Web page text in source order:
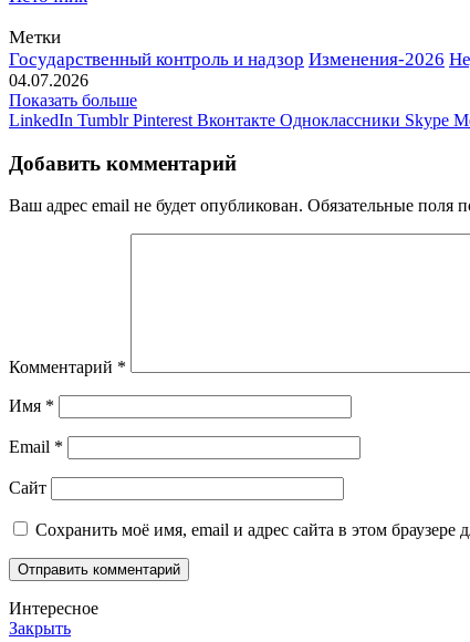
Метки
Государственный контроль и надзор Изменения-2026
04.07.2026
Показать больше
LinkedIn Tumblr Pinterest Вконтакте Одноклассники Skype
Добавить комментарий
Ваш адрес email не будет опубликован. Обязательные поля
Комментарий *
Имя *
Email *
Сайт
Сохранить моё имя, email и адрес сайта в этом
Интересное
Закрыть